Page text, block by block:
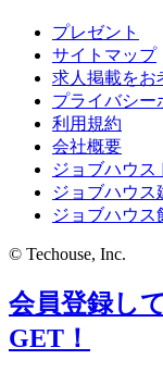
プレゼント
サイトマップ
求人掲載をお
プライバシー
利用規約
会社概要
ジョブハウス
ジョブハウス
ジョブハウス
© Techouse, Inc.
会員登録し
GET！